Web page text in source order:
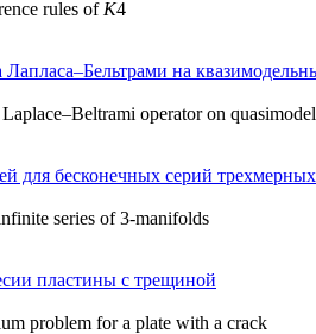
rules of K4
на
operator on
для бесконечных серий
series of 3-manifolds
пластины с трещиной
problem for a plate with a crack